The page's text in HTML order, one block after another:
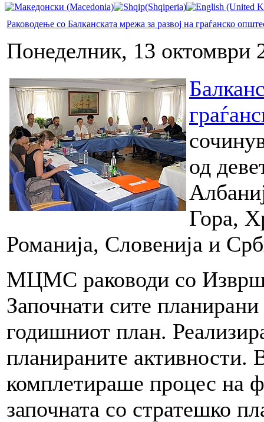
Раководење со Балканската мрежа за развој на граѓанско
Понеделник, 13 октомври
од
Гора,
Романија, Словенија и
МЦМС раководи со
Започнати сите
годишниот план.
планираните активности.
комплетираше процес на
започната со стратешко